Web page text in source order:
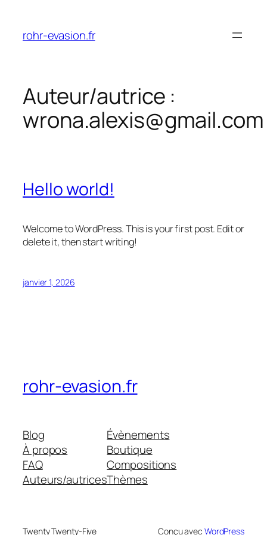
contenu
rohr-evasion.fr
Auteur/autrice :
wrona.alexis@gmail.com
Hello world!
Welcome to WordPress. This is your first post. Edit or
delete it, then start writing!
janvier 1, 2026
rohr-evasion.fr
Blog
À propos
FAQ
Auteurs/autrices
Évènements
Boutique
Compositions
Thèmes
Twenty Twenty-Five Conçu avec WordPress